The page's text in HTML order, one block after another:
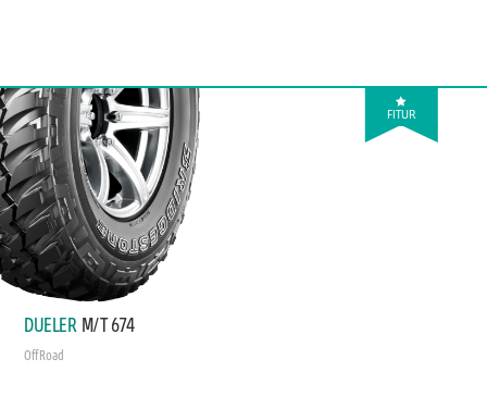
FITUR
DUELER M/T 674
Off Road